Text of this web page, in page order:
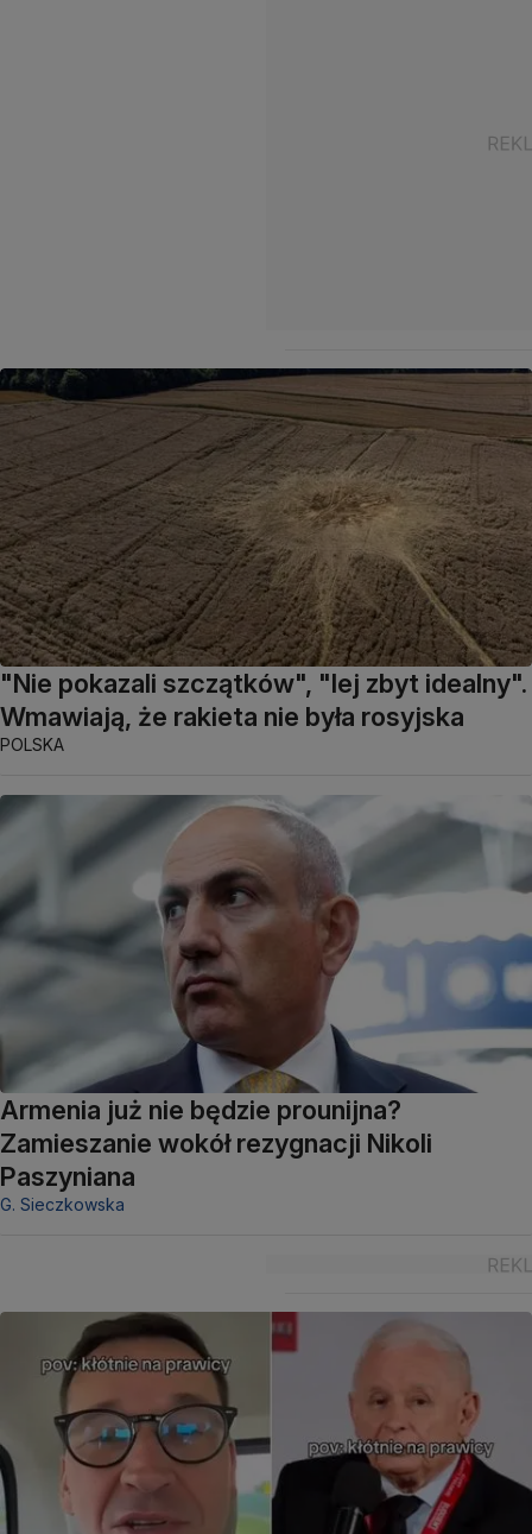
"Nie pokazali szczątków", "lej zbyt idealny".
Wmawiają, że rakieta nie była rosyjska
POLSKA
Armenia już nie będzie prounijna?
Zamieszanie wokół rezygnacji Nikoli
Paszyniana
G. Sieczkowska